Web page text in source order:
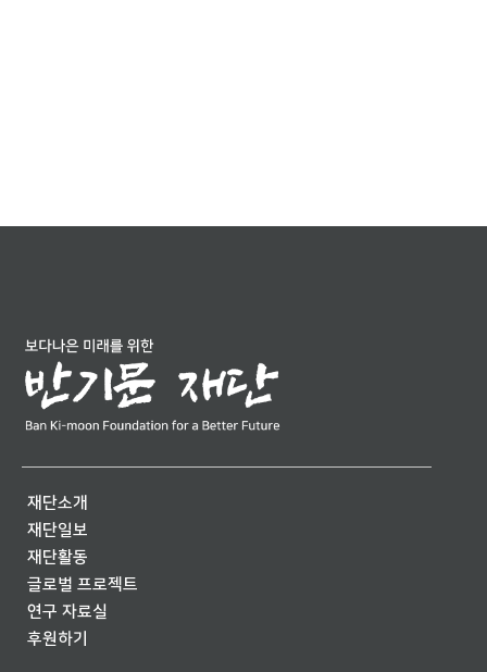
재단소개
재단일보
재단활동
글로벌 프로젝트
연구 자료실
후원하기